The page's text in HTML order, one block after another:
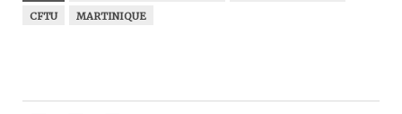
CFTU
MARTINIQUE